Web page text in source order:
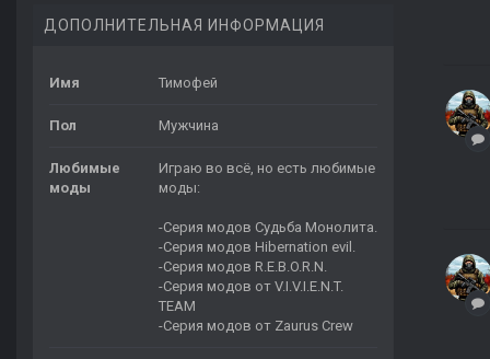
ДОПОЛНИТЕЛЬНАЯ ИНФОРМАЦИЯ
Имя Тимофей
Пол Мужчина
Любимые
моды
Играю во всё, но есть любимые
моды:
-Серия модов Судьба Монолита.
-Серия модов Hibernation evil.
-Серия модов R.E.B.O.R.N.
-Серия модов от V.I.V.I.E.N.T.
TEAM
-Серия модов от Zaurus Crew